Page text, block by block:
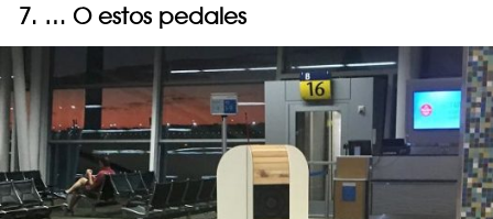
7. … O estos pedales